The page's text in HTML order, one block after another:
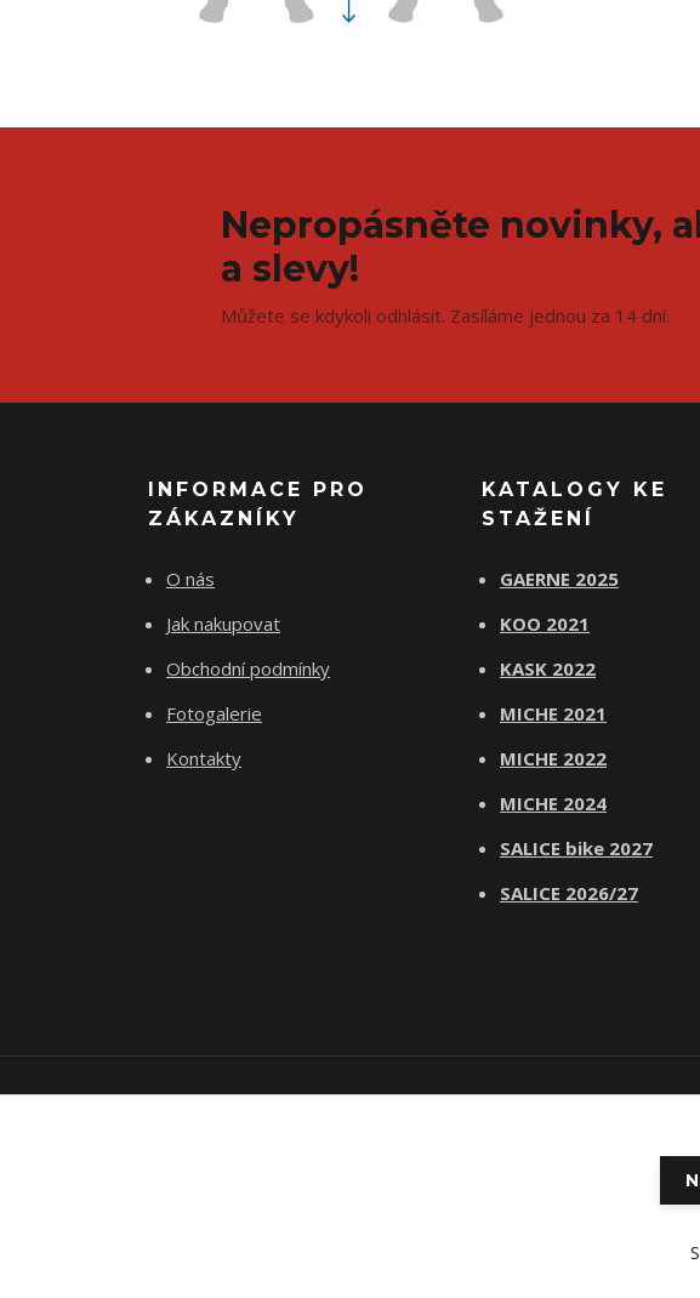
Nepropásněte novinky,
a slevy!
Můžete se kdykoli odhlásit. Zasíláme jednou za 14 dní.
INFORMACE PRO
ZÁKAZNÍKY
O nás
Jak nakupovat
Obchodní podmínky
Fotogalerie
Kontakty
KATALOGY KE
STAŽENÍ
GAERNE 2025
KOO 2021
KASK 2022
MICHE 2021
MICHE 2022
MICHE 2024
SALICE bike 2027
SALICE 2026/27